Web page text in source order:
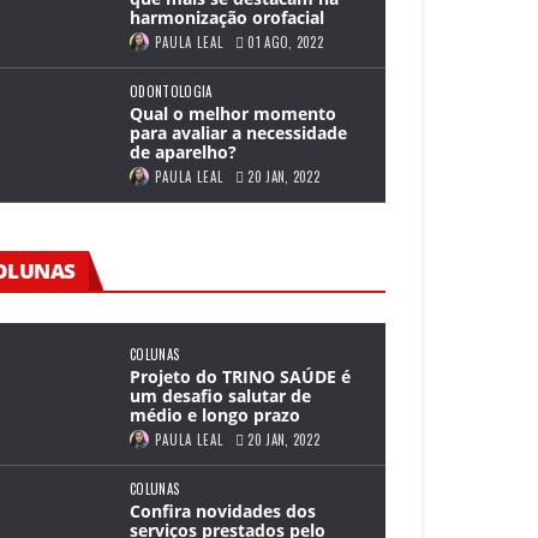
harmonização orofacial
PAULA LEAL 01 AGO, 2022
ODONTOLOGIA
Qual o melhor momento
para avaliar a necessidade
de aparelho?
PAULA LEAL 20 JAN, 2022
de doação de sangue
PAULA LEAL 01 AGO, 2022 0
COLUNAS
Projeto do TRINO SAÚDE é
um desafio salutar de
médio e longo prazo
PAULA LEAL 20 JAN, 2022
COLUNAS
Confira novidades dos
serviços prestados pelo